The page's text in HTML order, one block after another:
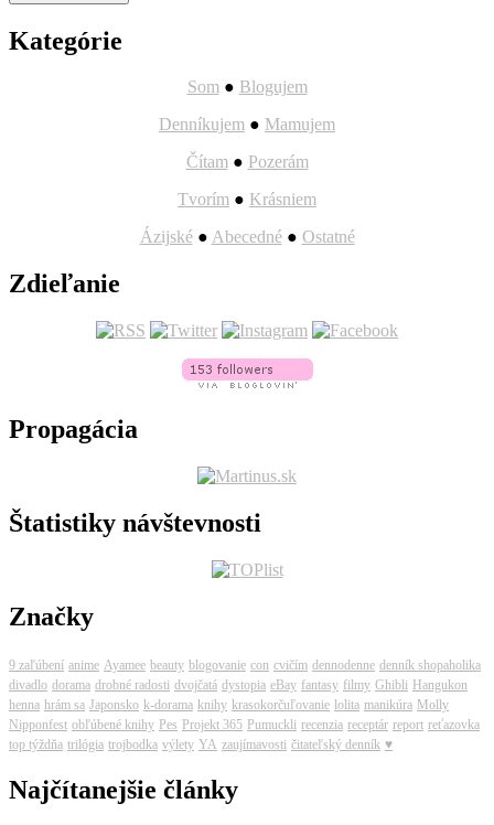
Kategórie
Som● Blogujem
Denníkujem ● Mamujem
Čítam● Pozerám
Tvorím ● Krásniem
Ázijské● Abecedné● Ostatné
Zdieľanie
Propagácia
Štatistiky návštevnosti
Značky
9 zaľúbení anime Ayamee beauty blogovanie con cvičím dennodenne denník shopaholika
divadlo dorama drobné radosti dvojčatá dystopia eBay fantasy filmy Ghibli Hangukon
henna hrám sa Japonsko k-dorama knihy krasokorčuľovanie lolita manikúra Molly
Nipponfest obľúbené knihy Pes Projekt 365 Pumuckli recenzia receptár report reťazovka
top týždňa trilógia trojbodka výlety YA zaujímavosti čitateľský denník ♥
Najčítanejšie články